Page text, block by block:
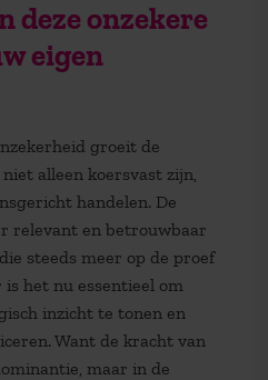
deze onzekere
eigen
groeit de
alleen koersvast zijn,
handelen. De
relevant en betrouwbaar
steeds meer op de proef
het nu essentieel om
inzicht te tonen en
Want de kracht van
maar in de